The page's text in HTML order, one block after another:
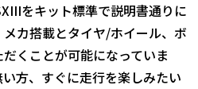
をキット標準で説明書通りに
カ搭載とタイヤ/ホイール、ボ
くことが可能になっていま
方、すぐに走行を楽しみたい